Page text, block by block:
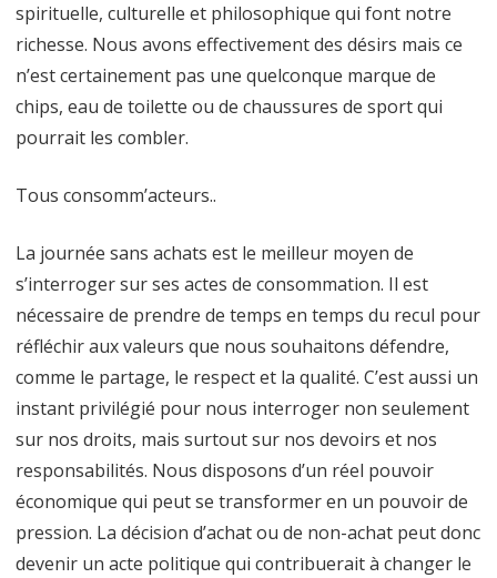
spirituelle, culturelle et philosophique qui font notre
richesse. Nous avons effectivement des désirs mais ce
n’est certainement pas une quelconque marque de
chips, eau de toilette ou de chaussures de sport qui
pourrait les combler.
Tous consomm’acteurs..
La journée sans achats est le meilleur moyen de
s’interroger sur ses actes de consommation. Il est
nécessaire de prendre de temps en temps du recul pour
réfléchir aux valeurs que nous souhaitons défendre,
comme le partage, le respect et la qualité. C’est aussi un
instant privilégié pour nous interroger non seulement
sur nos droits, mais surtout sur nos devoirs et nos
responsabilités. Nous disposons d’un réel pouvoir
économique qui peut se transformer en un pouvoir de
pression. La décision d’achat ou de non-achat peut donc
devenir un acte politique qui contribuerait à changer le